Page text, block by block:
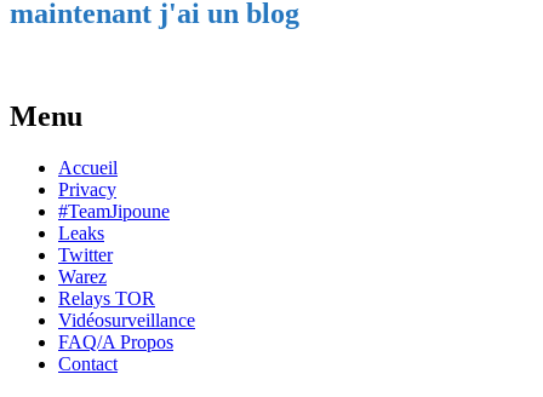
maintenant j'ai un blog
Menu
Skip
content
Accueil
Privacy
#TeamJipoune
Leaks
Twitter
Warez
Relays TOR
Vidéosurveillance
FAQ/A Propos
Contact